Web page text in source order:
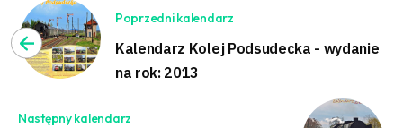
Poprzedni kalendarz
Kalendarz Kolej Podsudecka - wydanie
na rok: 2013
Następny kalendarz